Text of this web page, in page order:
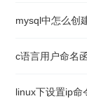
mysql中怎么创
c语言用户命名
linux下设置ip命